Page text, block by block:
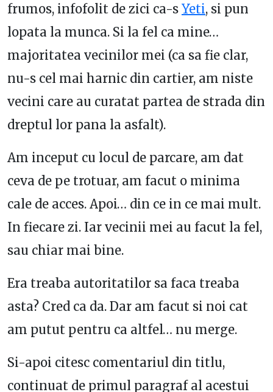
frumos, infofolit de zici ca-s Yeti, si pun
lopata la munca. Si la fel ca mine…
majoritatea vecinilor mei (ca sa fie clar,
nu-s cel mai harnic din cartier, am niste
vecini care au curatat partea de strada din
dreptul lor pana la asfalt).
Am inceput cu locul de parcare, am dat
ceva de pe trotuar, am facut o minima
cale de acces. Apoi… din ce in ce mai mult.
In fiecare zi. Iar vecinii mei au facut la fel,
sau chiar mai bine.
Era treaba autoritatilor sa faca treaba
asta? Cred ca da. Dar am facut si noi cat
am putut pentru ca altfel… nu merge.
Si-apoi citesc comentariul din titlu,
continuat de primul paragraf al acestui